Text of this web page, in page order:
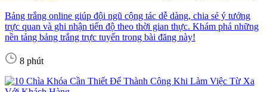
Bảng trắng online giúp đội ngũ cộng tác dễ dàng, chia sẻ ý tưởng
trực quan và ghi nhận tiến độ theo thời gian thực. Khám phá những
nền tảng bảng trắng trực tuyến trong bài đăng này!
8 phút